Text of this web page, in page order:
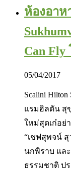
ห้องอาห
Can
05/04/2017
Scalini
แรมฮิลตัน สุ
ใหม่สุดเก๋อย่
“เชฟสุพจน์
นกพิราบ แล
ธรรมชาติ ป